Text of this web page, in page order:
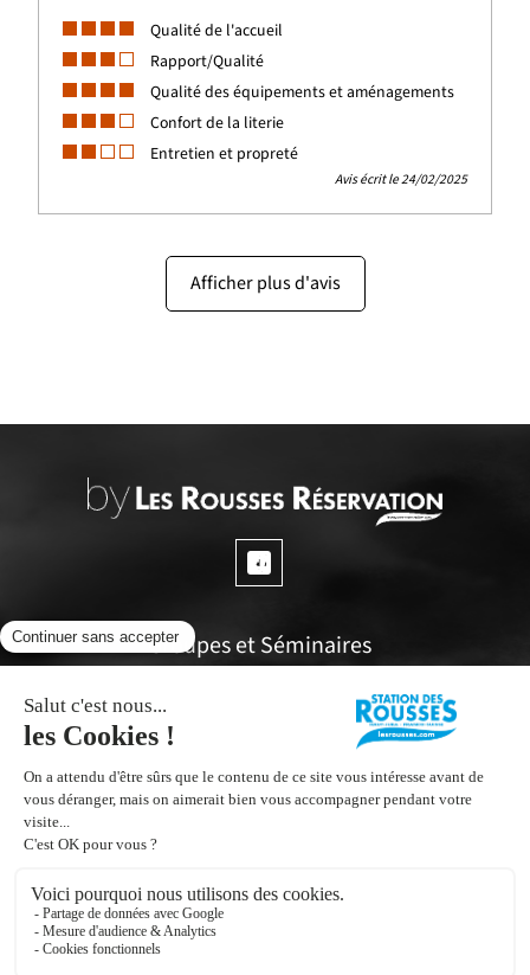
Qualité de l'accueil
Rapport/Qualité
Qualité des équipements et aménagements
Confort de la literie
Entretien et propreté
Avis écrit le 24/02/2025
Afficher plus d'avis
Groupes et Séminaires
Espace propriétaires
Office de tourisme
Inscrivez vous à notre Newsletter
Contactez nous !